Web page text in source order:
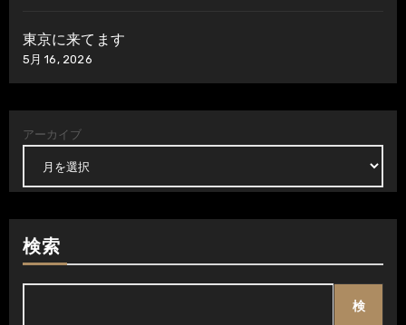
東京に来てます
5月 16, 2026
アーカイブ
検索
検